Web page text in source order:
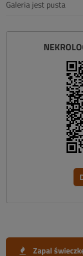
Galeria jest pusta
Zapal